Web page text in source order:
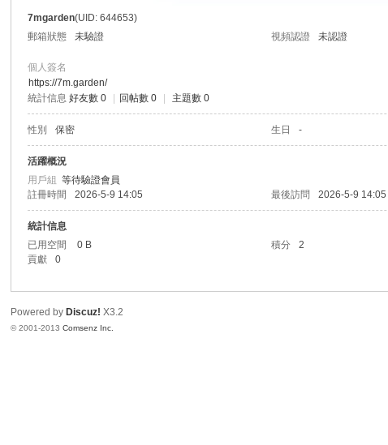
7mgarden(UID: 644653)
郵箱狀態
未驗證 視頻認證 未認證
個人簽名
https://7m.garden/
統計信息 好友數 0 回帖數 0 主題數 0
性別 保密 生日 -
活躍概況
用戶組等待驗證會員
註冊時間
2026-5-9 14:05 最後訪問 2026-5-9 14:05
統計信息
已用空間
0 B 積分 2
貢獻
0
Powered by Discuz! X3.2
© 2001-2013Comsenz Inc.